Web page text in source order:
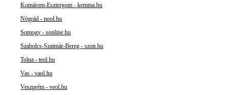
Komárom-Esztergom - kemma.hu
Nógrád - nool.hu
Somogy - sonline.hu
Szabolcs-Szatmár-Bereg - szon.hu
Tolna - teol.hu
Vas - vaol.hu
Veszprém - veol.hu